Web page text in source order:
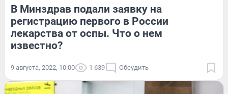
В Минздрав подали заявку на
регистрацию первого в России
лекарства от оспы. Что о нем
известно?
9 августа, 2022, 10:00 1 639 Обсудить